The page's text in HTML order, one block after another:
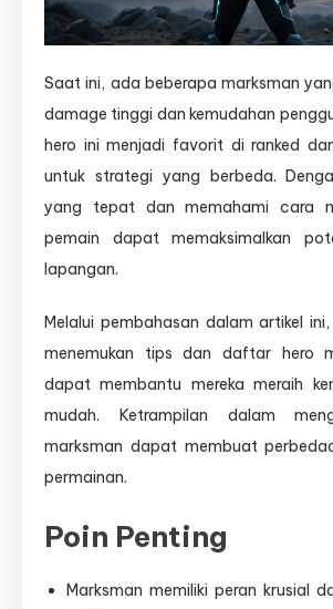
Saat ini, ada beberapa marksman
damage tinggi dan kemudahan
hero ini menjadi favorit di ranked
untuk strategi yang berbeda.
yang tepat dan memahami cara
pemain dapat memaksimalkan
lapangan.
Melalui pembahasan dalam artikel
menemukan tips dan daftar hero
dapat membantu mereka meraih
mudah. Ketrampilan dalam
marksman dapat membuat
permainan.
Poin Penting
Marksman memiliki peran krusial